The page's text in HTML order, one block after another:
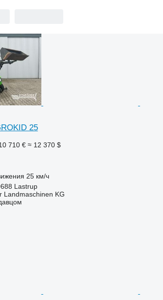
25
710 € ≈ 12 370 $
25 км/ч
Lastrup
Landmaschinen KG